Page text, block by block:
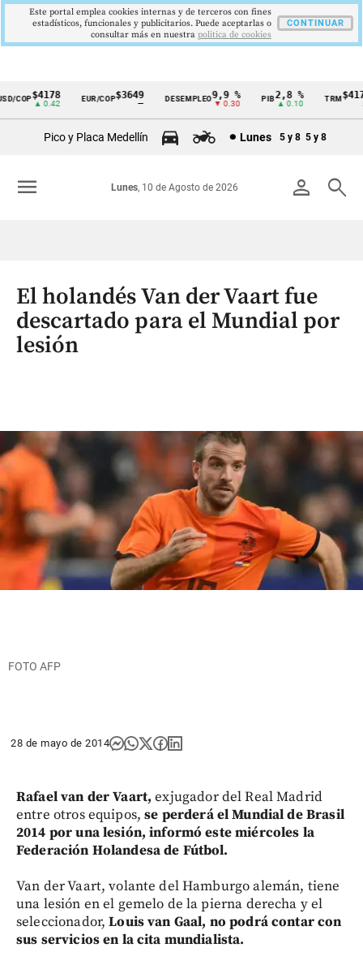
Cintillo
Colombia
COP$4178
▲ 0.42
EUR/COP$3649 DESEMPLEO 9,9 %
▼ 0.30
PIB2,8 %
▲ 0.10
TRM
Pico y Placa Medellín Lunes 5 y 8 5 y 8
person search
Lunes, 10 de Agosto de 2026
menu
El holandés Van der Vaart fue
descartado para el Mundial por
lesión
FOTO AFP
28 de mayo de 2014
Rafael van der Vaart, exjugador del Real Madrid
entre otros equipos,se perderá el Mundial de Brasil
2014 por una lesión, informó este miércoles la
Federación Holandesa de Fútbol.
Van der Vaart, volante del Hamburgo alemán, tiene
una lesión en el gemelo de la pierna derecha y el
seleccionador,Louis van Gaal, no podrá contar con
sus servicios en la cita mundialista.
Este portal emplea cookies internas y de terceros con fines
estadísticos, funcionales y publicitarios. Puede aceptarlas o
consultar más en nuestra politica de cookies
CONTINUAR